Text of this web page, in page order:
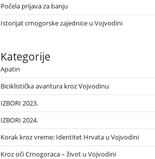
Počela prijava za banju
Istorijat crnogorske zajednice u Vojvodini
Kategorije
Apatin
Biciklistička avantura kroz Vojvodinu
IZBORI 2023.
IZBORI 2024.
Korak kroz vreme: Identitet Hrvata u Vojvodini
Kroz oči Crnogoraca – život u Vojvodini